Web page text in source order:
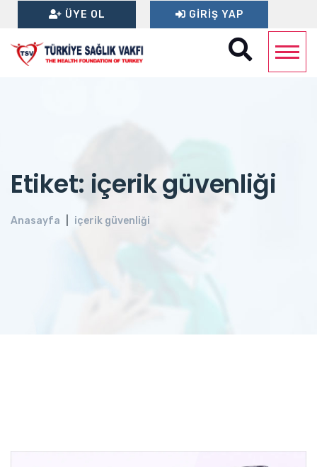
ÜYE OL GIRIŞ YAP
Etiket: içerik güvenliği
Anasayfa içerik güvenliği